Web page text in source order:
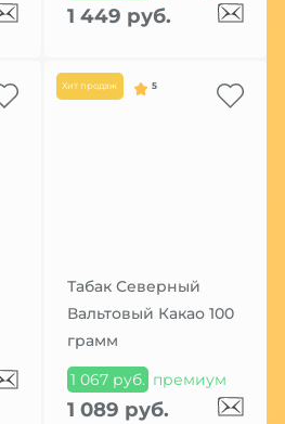
1 449 руб.
Хит продаж 5
Табак Северный
Вальтовый Какао 100
грамм
1 067 руб. премиум
1 089 руб.